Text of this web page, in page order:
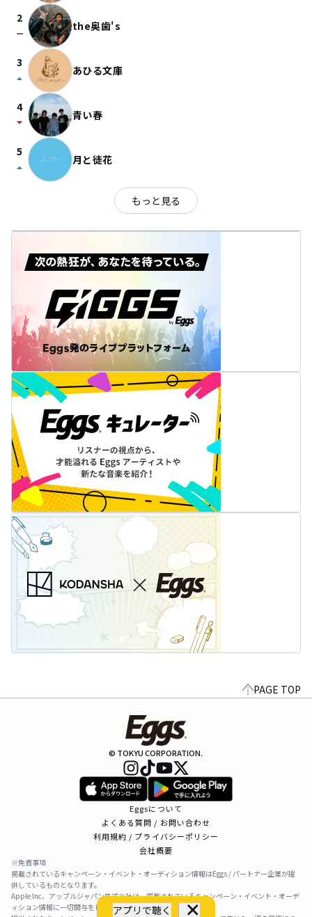
アプリで聴く
2
check_indeterminate_small the奥歯's
3
arrow_drop_up あひる文庫
4
arrow_drop_down 青い春
5
arrow_drop_up 月と徒花
もっと見る
PAGE TOP
© TOKYU CORPORATION.
Eggsについて
よくある質問 / お問い合わせ
利用規約 / プライバシーポリシー
会社概要
※免責事項
掲載されているキャンペーン・イベント・オーディション情報はEggs / パートナー企業が提
供しているものとなります。
Apple Inc、アップルジャパン株式会社は、掲載されているキャンペーン・イベント・オーデ
ィション情報に一切関与をしておりません。